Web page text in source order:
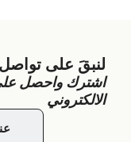
لنبقَ على تواصل
اشترك واحصل
الالكتروني